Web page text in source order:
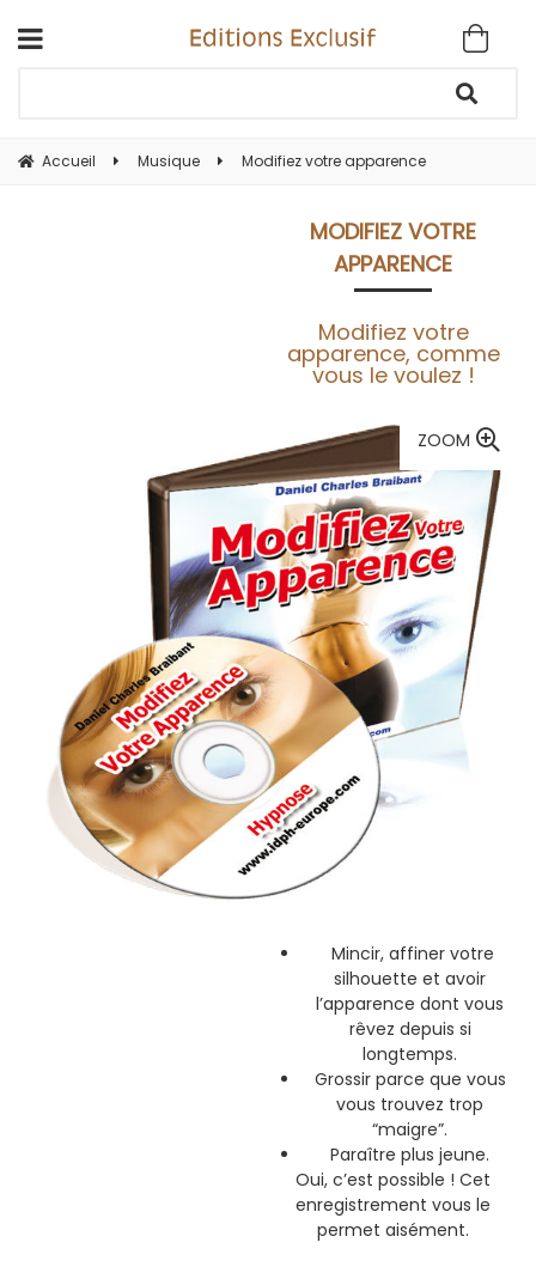
Accueil Musique Modifiez votre apparence
MODIFIEZ VOTRE
APPARENCE
Modifiez votre
apparence, comme
vous le voulez !
ZOOM
Mincir, affiner votre
silhouette et avoir
l’apparence dont vous
rêvez depuis si
longtemps.
Grossir parce que vous
vous trouvez trop
“maigre”.
Paraître plus jeune.
Oui, c’est possible ! Cet
enregistrement vous le
permet aisément.